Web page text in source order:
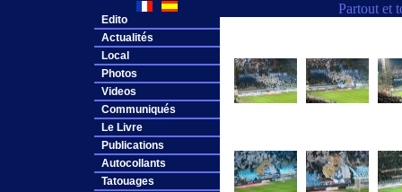
Partout et
Edito
Actualités
Local
Photos
Videos
Communiqués
Le Livre
Publications
Autocollants
Tatouages